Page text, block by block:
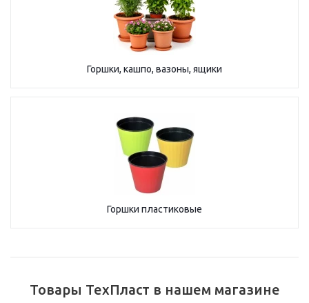
Горшки, кашпо, вазоны, ящики
Горшки пластиковые
Товары ТехПласт в нашем магазине